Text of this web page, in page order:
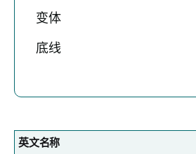
变体
底线
英文名称